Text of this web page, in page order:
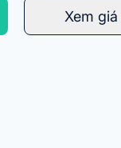
Xem giá